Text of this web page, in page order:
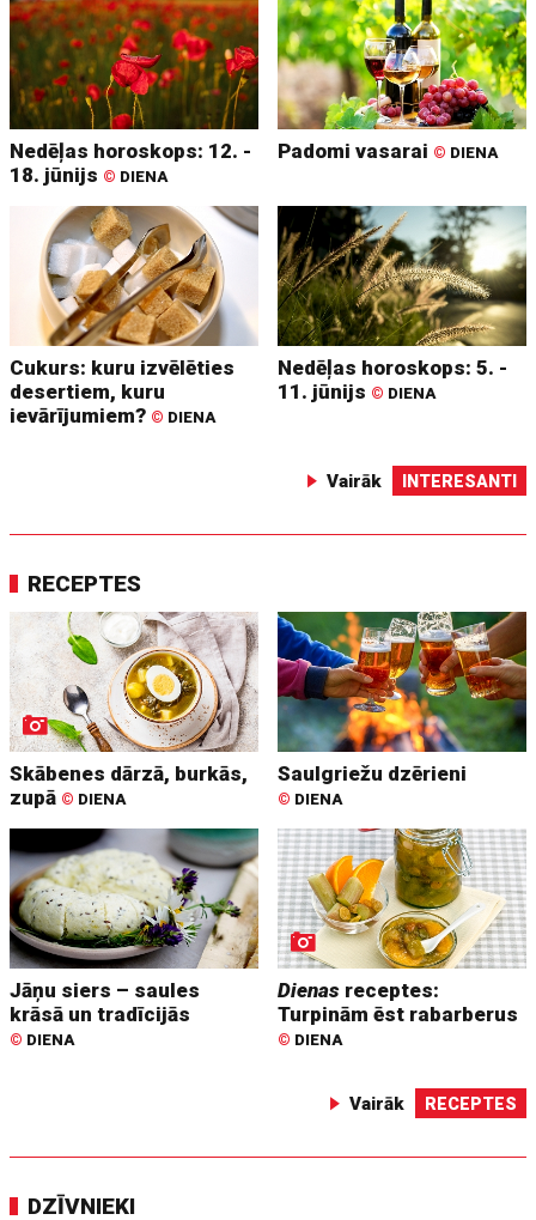
Nedēļas horoskops: 12. -
18. jūnijs © DIENA
Padomi vasarai © DIENA
Cukurs: kuru izvēlēties
desertiem, kuru
ievārījumiem? © DIENA
Nedēļas horoskops: 5. -
11. jūnijs © DIENA
Vairāk INTERESANTI
RECEPTES
Skābenes dārzā, burkās,
zupā © DIENA
Saulgriežu dzērieni
© DIENA
Jāņu siers – saules
krāsā un tradīcijās
© DIENA
Dienas receptes:
Turpinām ēst rabarberus
© DIENA
Vairāk RECEPTES
DZĪVNIEKI